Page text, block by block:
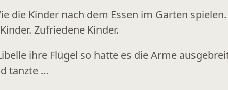
die Kinder nach dem Essen im Garten
Zufriedene Kinder.
ihre Flügel so hatte es die Arme
tanzte …